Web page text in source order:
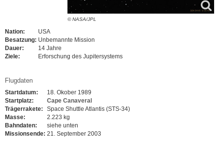
© NASA/JPL
Nation:
USA
Besatzung: Unbemannte Mission
Dauer:
14 Jahre
Ziele:
Erforschung des Jupitersystems
Flugdaten
Startdatum:
18. Okober 1989
Startplatz:
Cape Canaveral
Trägerrakete:
Space Shuttle Atlantis (STS-34)
Masse:
2.223 kg
Bahndaten:
siehe unten
Missionsende: 21. September 2003